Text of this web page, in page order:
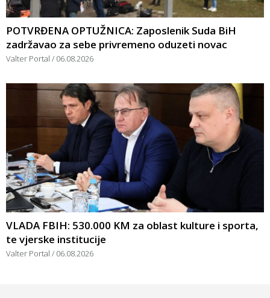
POTVRĐENA OPTUŽNICA: Zaposlenik Suda BiH
zadržavao za sebe privremeno oduzeti novac
Valter Portal 06.08.2026
VLADA FBIH: 530.000 KM za oblast kulture i sporta,
te vjerske institucije
Valter Portal 06.08.2026